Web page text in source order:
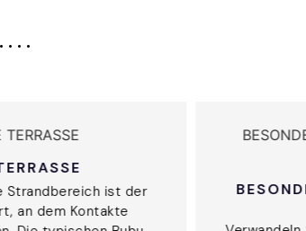
Strandbereich ist der
an dem Kontakte